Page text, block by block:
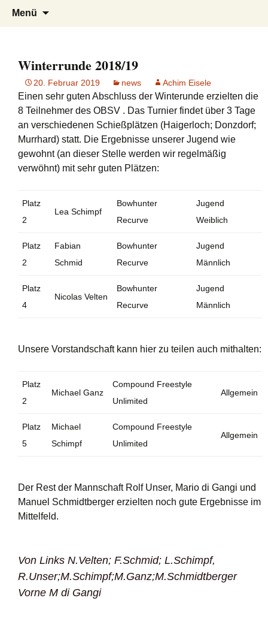
Oberweierer Bogensportverein
Bogenschießen in Gaggenau am Fuße
des Eichelbergs zwischen Karlsruhe und
Parcours mit 28 3D Stationen
Menü
Winterrunde 2018/19
20. Februar 2019 news Achim Eisele
Einen sehr guten Abschluss der Winterunde erzielten die
8 Teilnehmer des OBSV . Das Turnier findet über 3 Tage
an verschiedenen Schießplätzen (Haigerloch; Donzdorf;
Murrhard) statt. Die Ergebnisse unserer Jugend wie
gewohnt (an dieser Stelle werden wir regelmäßig
verwöhnt) mit sehr guten Plätzen:
Platz
2
Lea Schimpf
Bowhunter
Recurve
Jugend
Weiblich
Platz
2
Fabian
Schmid
Bowhunter
Recurve
Jugend
Männlich
Platz
4
Nicolas Velten
Bowhunter
Recurve
Jugend
Männlich
Unsere Vorstandschaft kann hier zu teilen auch mithalten:
Platz
2
Michael Ganz
Compound Freestyle
Unlimited
Allgemein
Platz
5
Michael
Schimpf
Compound Freestyle
Unlimited
Allgemein
Der Rest der Mannschaft Rolf Unser, Mario di Gangi und
Manuel Schmidtberger erzielten noch gute Ergebnisse im
Mittelfeld.
Von Links N.Velten; F.Schmid; L.Schimpf,
R.Unser;M.Schimpf;M.Ganz;M.Schmidtberger
Vorne M di Gangi